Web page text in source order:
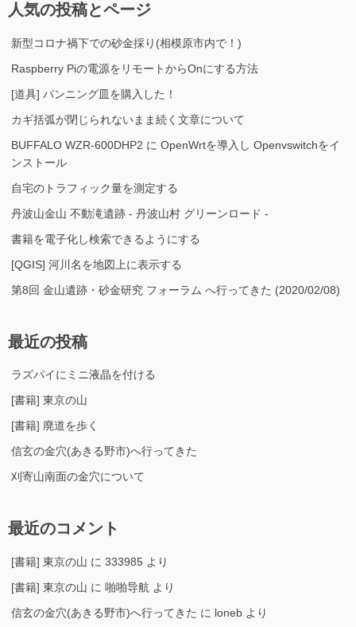
人気の投稿とページ
新型コロナ禍下での砂金採り(相模原市内で！)
Raspberry Piの電源をリモートからOnにする方法
[道具] パンニング皿を購入した！
カギ括弧が閉じられないまま続く文章について
BUFFALO WZR-600DHP2 に OpenWrtを導入し Openvswitchをイ
ンストール
自宅のトラフィック量を測定する
丹波山金山 不動滝遺跡 - 丹波山村 グリーンロード -
書籍を電子化し検索できるようにする
[QGIS] 河川名を地図上に表示する
第8回 金山遺跡・砂金研究 フォーラム へ行ってきた (2020/02/08)
最近の投稿
ラズパイにミニ液晶を付ける
[書籍] 東京の山
[書籍] 廃道を歩く
信玄の金穴(あきる野市)へ行ってきた
刈寄山南面の金穴について
最近のコメント
[書籍] 東京の山 に 333985 より
[書籍] 東京の山 に 啪啪导航 より
信玄の金穴(あきる野市)へ行ってきた に loneb より